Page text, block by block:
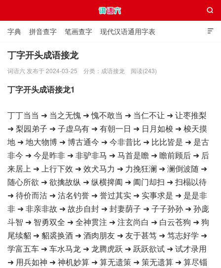

字典 拼音查字 笔画查字 现代汉语通用字表
通用规范汉字表 叠字大全

丁字开头成语接龙
词语六 发布于 2024-03-25 分类： 成语接龙 阅读(243)
丁字开头成语接龙1
丁丁当当 ➜ 当之无愧 ➜ 愧不敢当 ➜ 当仁不让 ➜ 让枣推梨
➜ 梨园弟子 ➜ 子虚乌有 ➜ 有朝一日 ➜ 日月如梭 ➜ 梭天摸
地 ➜ 地大物博 ➜ 博古通今 ➜ 今非昔比 ➜ 比比皆是 ➜ 是古
非今 ➜ 今是昨非 ➜ 非驴非马 ➜ 马首是瞻 ➜ 瞻前顾后 ➜ 后
来居上 ➜ 上行下效 ➜ 效犬马力 ➜ 力挽狂澜 ➜ 澜倒波随 ➜
随心所欲 ➜ 欲擒故纵 ➜ 纵横捭阖 ➜ 阖门却扫 ➜ 扫榻以待
➜ 待价而沽 ➜ 沽名钓誉 ➜ 誉过其实 ➜ 实事求是 ➜ 是是非
非 ➜ 非亲非故 ➜ 故步自封 ➜ 封妻荫子 ➜ 子子孙孙 ➜ 孙庞
斗智 ➜ 智勇双全 ➜ 全神贯注 ➜ 注玄尚白 ➜ 白云苍狗 ➜ 狗
尾续貂 ➜ 貂裘换酒 ➜ 酒肉朋友 ➜ 友于甚笃 ➜ 笃志好学 ➜
学富五车 ➜ 车水马龙 ➜ 龙腾虎跃 ➜ 跃跃欲试 ➜ 试才录用
➜ 用兵如神 ➜ 神机妙算 ➜ 算无遗策 ➜ 策无遗算 ➜ 算尽锱